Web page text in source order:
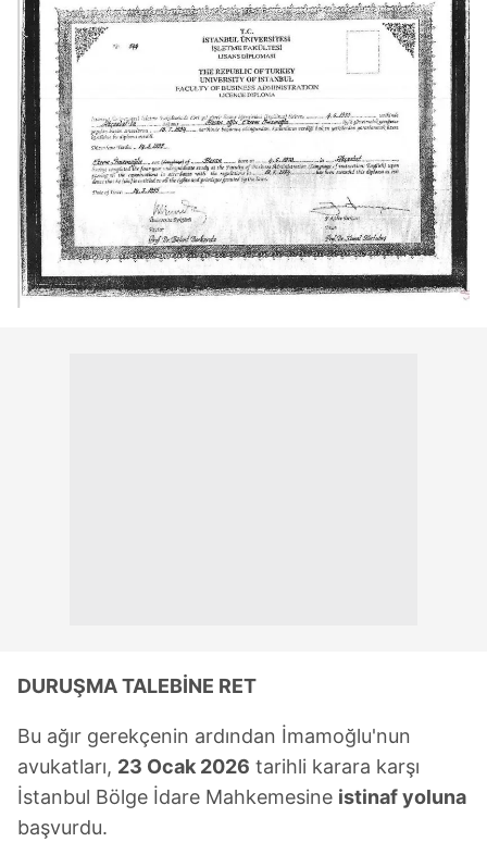
DURUŞMA TALEBİNE RET
Bu ağır gerekçenin ardından İmamoğlu'nun
avukatları, 23 Ocak 2026 tarihli karara karşı
İstanbul Bölge İdare Mahkemesine istinaf yoluna
başvurdu.